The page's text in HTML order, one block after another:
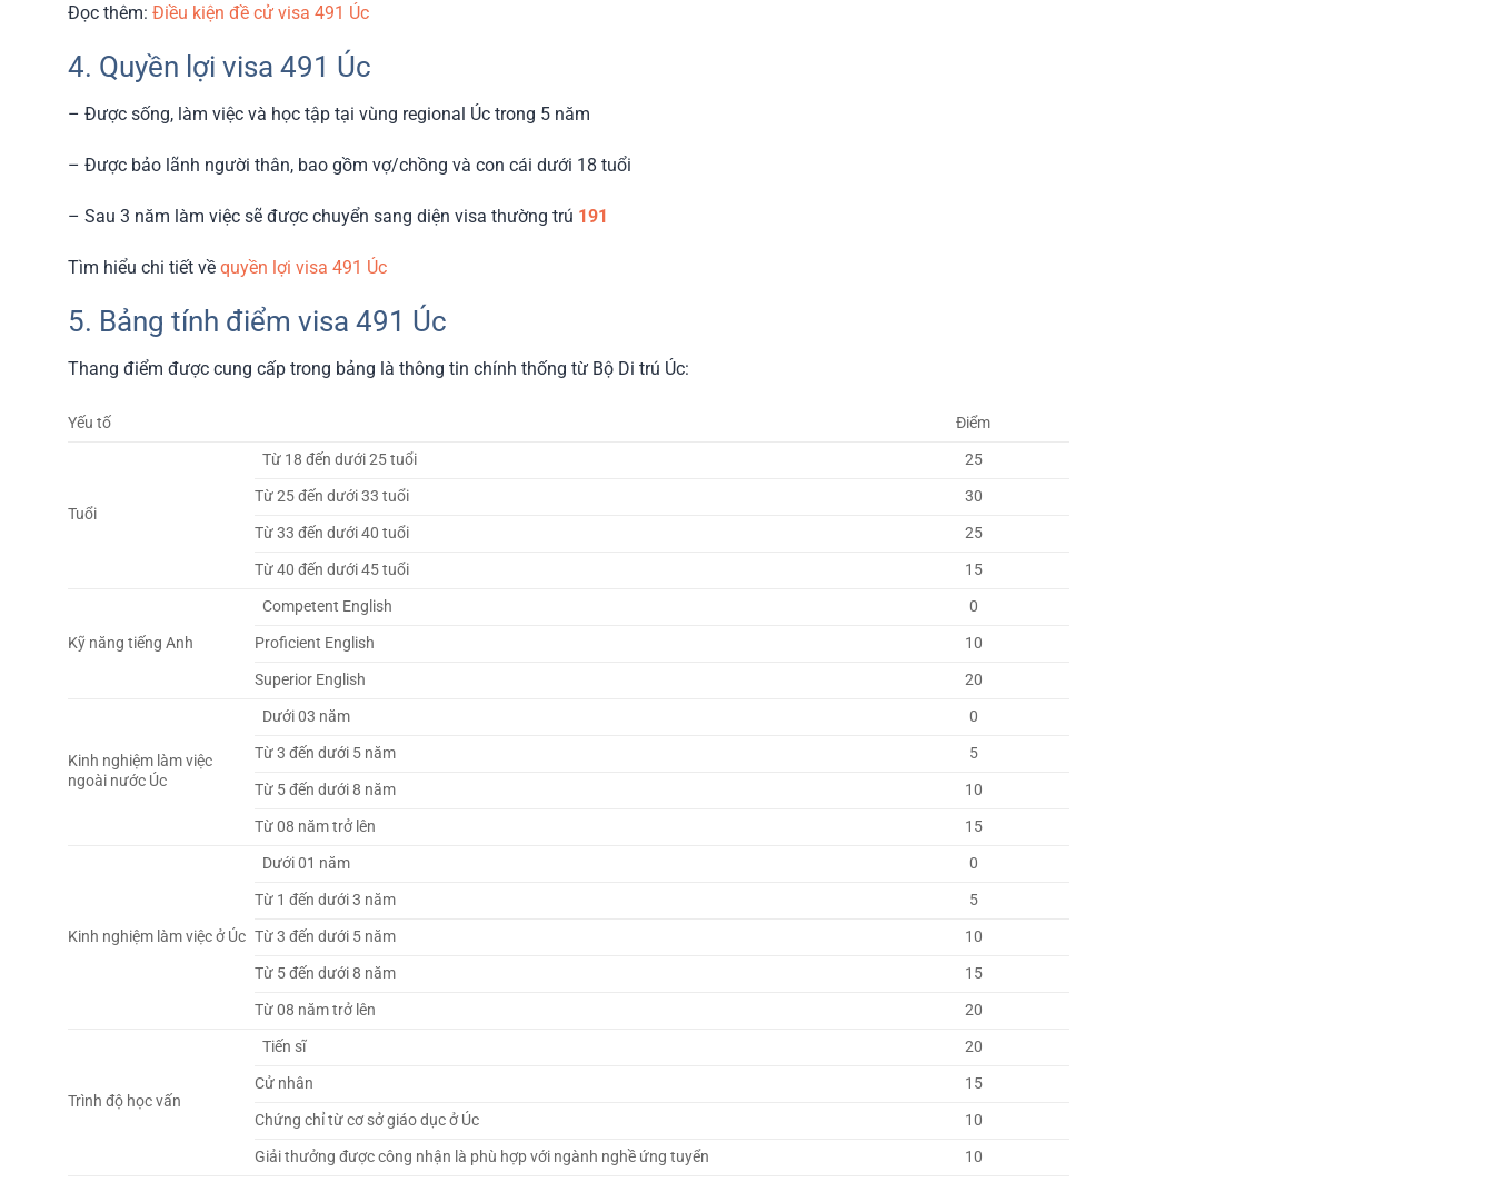
Đọc thêm: Điều kiện đề cử visa 491 Úc
4. Quyền lợi visa 491 Úc
– Được sống, làm việc và học tập tại vùng regional Úc trong 5 năm
– Được bảo lãnh người thân, bao gồm vợ/chồng và con cái dưới 18 tuổi
– Sau 3 năm làm việc sẽ được chuyển sang diện visa thường trú 191
Tìm hiểu chi tiết về quyền lợi visa 491 Úc
5. Bảng tính điểm visa 491 Úc
Thang điểm được cung cấp trong bảng là thông tin chính thống từ Bộ Di trú Úc:
Yếu tố Điểm
Tuổi
Từ 18 đến dưới 25 tuổi
25
Từ 25 đến dưới 33 tuổi
30
Từ 33 đến dưới 40 tuổi
25
Từ 40 đến dưới 45 tuổi
15
Kỹ năng tiếng Anh
Competent English
0
Proficient English
10
Superior English
20
Kinh nghiệm làm việc
ngoài nước Úc
Dưới 03 năm
0
Từ 3 đến dưới 5 năm
5
Từ 5 đến dưới 8 năm
10
Từ 08 năm trở lên
15
Kinh nghiệm làm việc ở Úc
Dưới 01 năm
0
Từ 1 đến dưới 3 năm
5
Từ 3 đến dưới 5 năm
10
Từ 5 đến dưới 8 năm
15
Từ 08 năm trở lên
20
Trình độ học vấn
Tiến sĩ
20
Cử nhân
15
Chứng chỉ từ cơ sở giáo dục ở Úc
10
Giải thưởng được công nhận là phù hợp với ngành nghề ứng tuyển
10